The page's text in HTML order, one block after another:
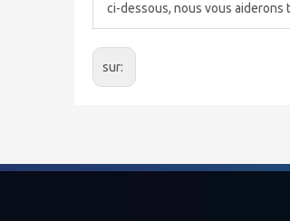
ci-dessous, nous vous aiderons
sur: